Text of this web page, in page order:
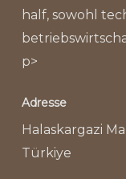
half, sowohl
p>
Adresse
Halaskargazi
Türkiye